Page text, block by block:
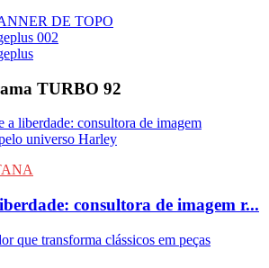
TURBO 92
consultora de imagem r...